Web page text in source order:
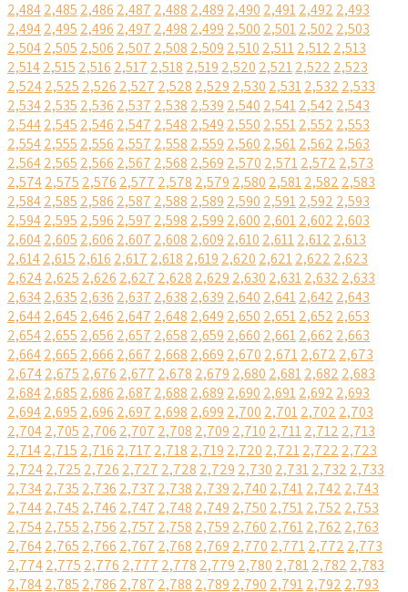
2,4842,485 2,486 2,487 2,488 2,489 2,490 2,4912,492 2,493
2,4942,495 2,496 2,497 2,498 2,499 2,500 2,5012,502 2,503
2,5042,505 2,506 2,507 2,508 2,509 2,510 2,5112,512 2,513
2,5142,515 2,516 2,517 2,518 2,519 2,520 2,5212,522 2,523
2,5242,525 2,526 2,527 2,528 2,529 2,530 2,5312,532 2,533
2,5342,535 2,536 2,537 2,538 2,539 2,540 2,5412,542 2,543
2,5442,545 2,546 2,547 2,548 2,549 2,550 2,5512,552 2,553
2,5542,555 2,556 2,557 2,558 2,559 2,560 2,5612,562 2,563
2,5642,565 2,566 2,567 2,568 2,569 2,570 2,5712,572 2,573
2,5742,575 2,576 2,577 2,578 2,579 2,580 2,5812,582 2,583
2,5842,585 2,586 2,587 2,588 2,589 2,590 2,5912,592 2,593
2,5942,595 2,596 2,597 2,598 2,599 2,600 2,6012,602 2,603
2,6042,605 2,606 2,607 2,608 2,609 2,610 2,6112,612 2,613
2,6142,615 2,616 2,617 2,618 2,619 2,620 2,6212,622 2,623
2,6242,625 2,626 2,627 2,628 2,629 2,630 2,6312,632 2,633
2,6342,635 2,636 2,637 2,638 2,639 2,640 2,6412,642 2,643
2,6442,645 2,646 2,647 2,648 2,649 2,650 2,6512,652 2,653
2,6542,655 2,656 2,657 2,658 2,659 2,660 2,6612,662 2,663
2,6642,665 2,666 2,667 2,668 2,669 2,670 2,6712,672 2,673
2,6742,675 2,676 2,677 2,678 2,679 2,680 2,6812,682 2,683
2,6842,685 2,686 2,687 2,688 2,689 2,690 2,6912,692 2,693
2,6942,695 2,696 2,697 2,698 2,699 2,700 2,7012,702 2,703
2,7042,705 2,706 2,707 2,708 2,709 2,710 2,7112,712 2,713
2,7142,715 2,716 2,717 2,718 2,719 2,720 2,7212,722 2,723
2,7242,725 2,726 2,727 2,728 2,729 2,730 2,7312,732 2,733
2,7342,735 2,736 2,737 2,738 2,739 2,740 2,7412,742 2,743
2,7442,745 2,746 2,747 2,748 2,749 2,750 2,7512,752 2,753
2,7542,755 2,756 2,757 2,758 2,759 2,760 2,7612,762 2,763
2,7642,765 2,766 2,767 2,768 2,769 2,770 2,7712,772 2,773
2,7742,775 2,776 2,777 2,778 2,779 2,780 2,7812,782 2,783
2,7842,785 2,786 2,787 2,788 2,789 2,790 2,7912,792 2,793